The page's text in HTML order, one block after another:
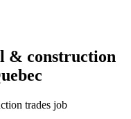
& construction
trades job